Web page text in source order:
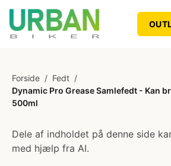
Forside / Fedt /
Dynamic Pro Grease Samlefedt - Kan
500ml
Dele af indholdet på denne side
med hjælp fra AI.